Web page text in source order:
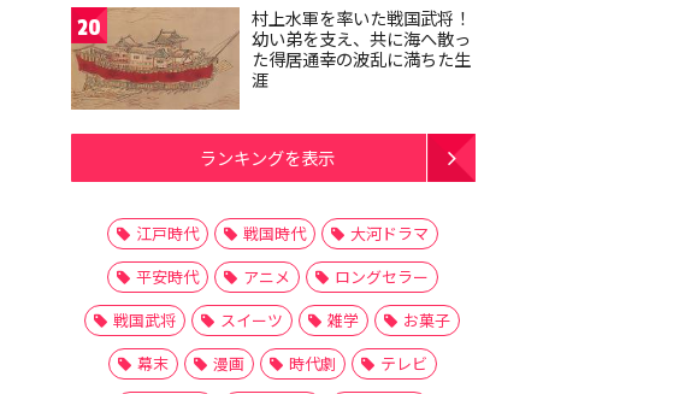
20
村上水軍を率いた戦国武将！
幼い弟を支え、共に海へ散っ
た得居通幸の波乱に満ちた生
涯
ランキングを表示
江戸時代 戦国時代
大河ドラマ
平安時代
アニメ
ロングセラー
戦国武将
スイーツ 雑学
お菓子
幕末
漫画 時代劇
テレビ